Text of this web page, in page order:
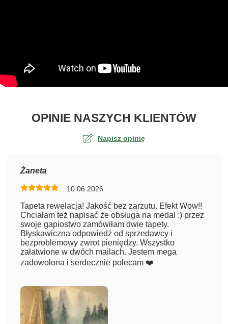
OPINIE NASZYCH KLIENTÓWO
Napisz opinię
Numer zamówienia
Imię
Żaneta
10.06.2026
Tapeta rewelacja! Jakość bez zarzutu. Efekt Wow!!
Chciałam też napisać że obsługa na medal :) przez
swoje gapiostwo zamówiłam dwie tapety.
Błyskawiczna odpowiedź od sprzedawcy i
bezproblemowy zwrot pieniędzy. Wszystko
załatwione w dwóch mailach. Jestem mega
zadowolona i serdecznie polecam ❤️